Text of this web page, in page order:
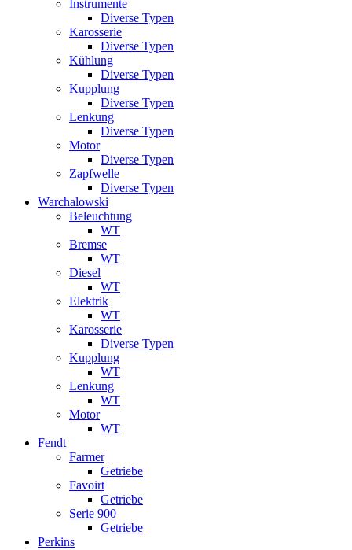
Instrumente
Diverse Typen
Karosserie
Diverse Typen
Kühlung
Diverse Typen
Kupplung
Diverse Typen
Lenkung
Diverse Typen
Motor
Diverse Typen
Zapfwelle
Diverse Typen
Warchalowski
Beleuchtung
WT
Bremse
WT
Diesel
WT
Elektrik
WT
Karosserie
Diverse Typen
Kupplung
WT
Lenkung
WT
Motor
WT
Fendt
Farmer
Getriebe
Favoirt
Getriebe
Serie 900
Getriebe
Perkins